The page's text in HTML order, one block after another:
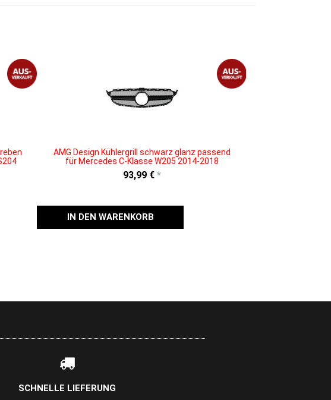
AMG Design Kühlergrill schwarz glanz passend
für Mercedes C-Klasse W205 2014-2018
93,99 € *
IN DEN WARENKORB
SCHNELLE LIEFERUNG